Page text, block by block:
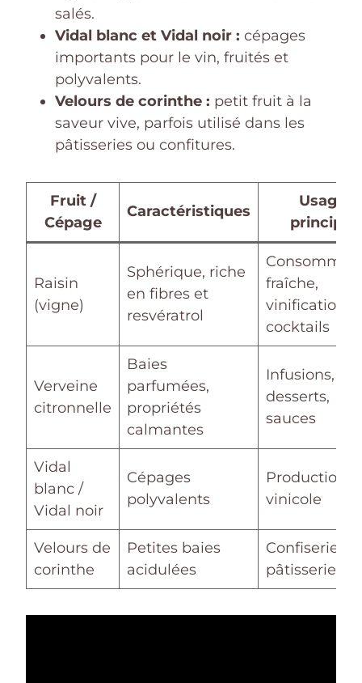
salés.
Vidal blanc et Vidal noir : cépages
importants pour le vin, fruités et
polyvalents.
Velours de corinthe : petit fruit à la
saveur vive, parfois utilisé dans les
pâtisseries ou confitures.
Fruit /
Cépage
Caractéristiques
Usage
principal
Raisin
(vigne)
Sphérique, riche
en fibres et
resvératrol
fraîche,
vinification,
cocktails
Verveine
citronnelle
Baies
parfumées,
propriétés
calmantes
Infusions,
desserts,
sauces
Vidal
blanc /
Vidal noir
Cépages
polyvalents
Production
vinicole
Velours de
corinthe
Petites baies
acidulées
Confiserie,
pâtisserie